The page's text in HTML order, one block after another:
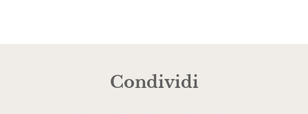
Condividi